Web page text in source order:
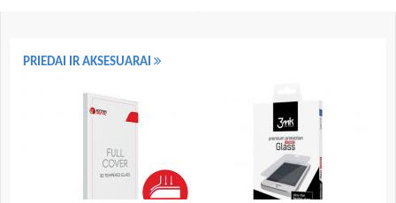
PRIEDAI IR AKSESUARAI